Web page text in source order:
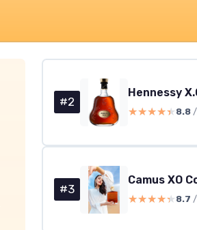
#2
Hennessy
★★★★★
★★★★★ 8.8 /
#3
Camus XO
★★★★★
★★★★★ 8.7 /